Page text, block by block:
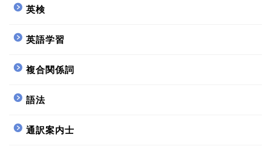
英検
英語学習
複合関係詞
語法
通訳案内士